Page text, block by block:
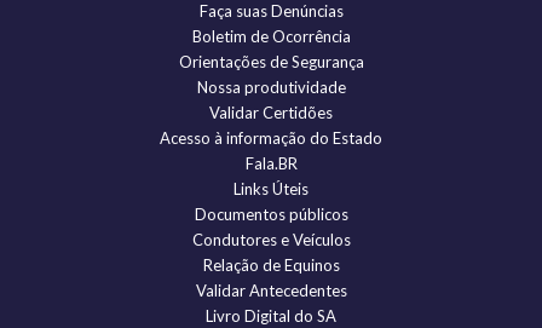
Faça suas Denúncias
Boletim de Ocorrência
Orientações de Segurança
Nossa produtividade
Validar Certidões
Acesso à informação do Estado
Fala.BR
Links Úteis
Documentos públicos
Condutores e Veículos
Relação de Equinos
Validar Antecedentes
Livro Digital do SA